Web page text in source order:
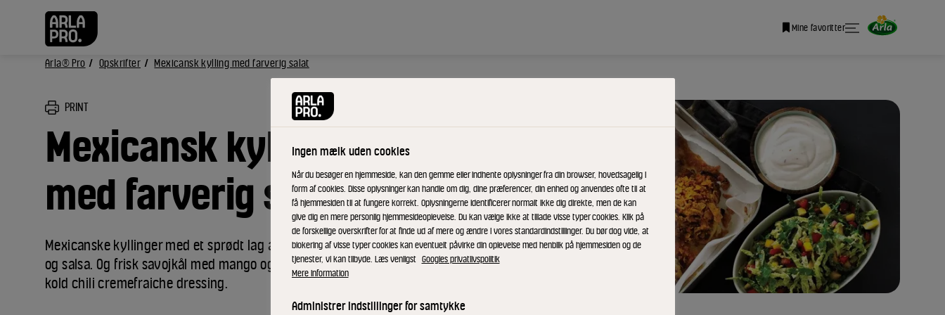
Mine favoritter
Arla® Pro Opskrifter Mexicansk kylling med farverig salat
PRINT
Mexicansk kylling
med farverig salat
Mexicanske kyllinger med et sprødt lag af nachos, cheddar
og salsa. Og frisk savojkål med mango og peberfrugt - og en
kold chili cremefraiche dressing.
Ingen mælk uden cookies
Når du besøger en hjemmeside, kan den gemme eller indhente oplysninger fra din browser, hovedsagelig i
form af cookies. Disse oplysninger kan handle om dig, dine præferencer, din enhed og anvendes ofte til at
få hjemmesiden til at fungere korrekt. Oplysningerne identificerer normalt ikke dig direkte, men de kan
give dig en mere personlig hjemmesideoplevelse. Du kan vælge ikke at tillade visse typer cookies. Klik på
de forskellige overskrifter for at finde ud af mere og ændre i vores standardindstillinger. Du bør dog vide, at
blokering af visse typer cookies kan eventuelt påvirke din oplevelse med henblik på hjemmesiden og de
tjenester, vi kan tilbyde. Læs venligst Googles privatlivspolitik
Mere information
Administrer indstillinger for samtykke